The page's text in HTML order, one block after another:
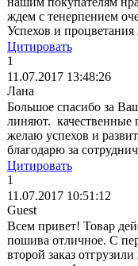
ждем с тенерпением
Успехов и
Цитировать
1
11.07.2017 13:48:26
Лана
Большое спасибо за
линяют.
желаю успехов и
благодарю за
Цитировать
1
11.07.2017 10:51:12
Guest
Всем привет! Товар
пошива отличное. С
второй заказ